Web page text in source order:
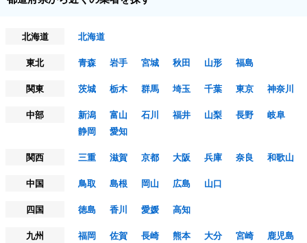
北海道
北海道
東北
青森 岩手 宮城 秋田 山形
福島
関東
茨城 栃木 群馬 埼玉 千葉 東京
神奈川
中部
新潟 富山 石川 福井 山梨 長野
岐阜
静岡
愛知
関西
三重 滋賀 京都 大阪 兵庫 奈良
和歌山
中国
鳥取 島根 岡山 広島
山口
四国
徳島 香川 愛媛
高知
九州
福岡 佐賀 長崎 熊本 大分 宮崎
鹿児島